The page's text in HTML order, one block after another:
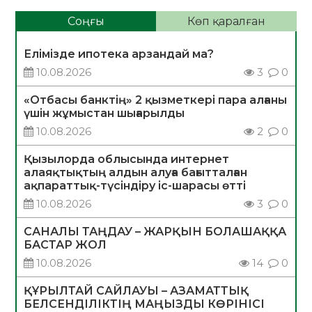
Соңғы Көп қаралған
Елімізде ипотека арзандай ма?
10.08.2026
3 0
«Отбасы банктің» 2 қызметкері пара алғаны
үшін жұмыстан шығарылды
10.08.2026
2 0
Қызылорда облысында интернет
алаяқтықтың алдын алуға бағытталған
ақпараттық-түсіндіру іс-шарасы өтті
10.08.2026
3 0
САНАЛЫ ТАҢДАУ – ЖАРҚЫН БОЛАШАҚҚА
БАСТАР ЖОЛ
10.08.2026
14 0
ҚҰРЫЛТАЙ САЙЛАУЫ – АЗАМАТТЫҚ
БЕЛСЕНДІЛІКТІҢ МАҢЫЗДЫ КӨРІНІСІ